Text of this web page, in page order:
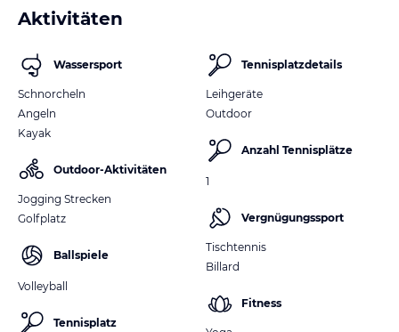
Aktivitäten
Wassersport
Schnorcheln
Angeln
Kayak
Outdoor-Aktivitäten
Jogging Strecken
Golfplatz
Ballspiele
Volleyball
Tennisplatz
Tennisplatzdetails
Leihgeräte
Outdoor
Anzahl Tennisplätze
1
Vergnügungssport
Tischtennis
Billard
Fitness